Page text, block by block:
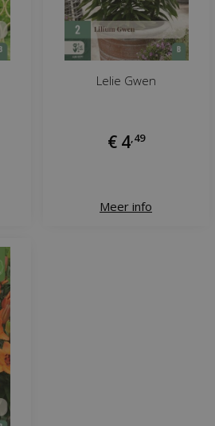
Lelie Gwen
€ 4 49
Meer info